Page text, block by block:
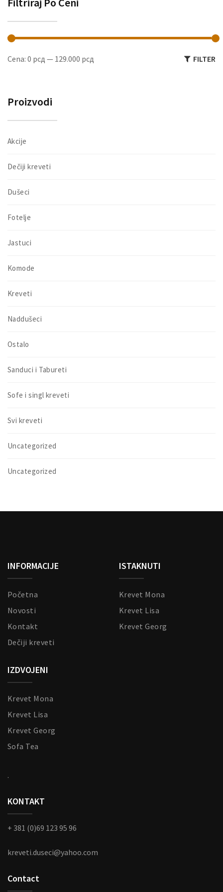
FILTER
Cena: 0 рсд — 129.000 рсд
Proizvodi
Akcije
Dečiji kreveti
Dušeci
Fotelje
Jastuci
Komode
Kreveti
Naddušeci
Ostalo
Sanduci i Tabureti
Sofe i singl kreveti
Svi kreveti
Uncategorized
Uncategorized
INFORMACIJE
Početna
Novosti
Kontakt
Dečiji kreveti
ISTAKNUTI
Krevet Mona
Krevet Lisa
Krevet Georg
IZDVOJENI
Krevet Mona
Krevet Lisa
Krevet Georg
Sofa Tea
.
KONTAKT
+ 381 (0)69 123 95 96
kreveti.duseci@yahoo.com
Contact